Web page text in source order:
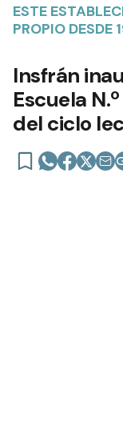
ESTE
PROPIO DESDE
Insfrán
Escuela
del ciclo